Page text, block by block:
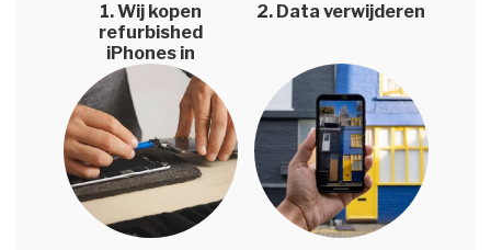
1. Wij kopen
refurbished
iPhones in
2. Data verwijderen